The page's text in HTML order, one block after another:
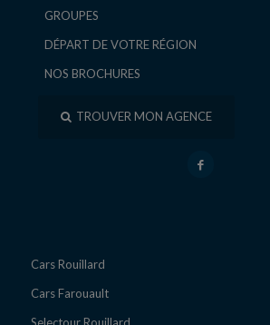
GROUPES
DÉPART DE VOTRE RÉGION
NOS BROCHURES
TROUVER MON AGENCE
Cars Rouillard
Cars Farouault
Selectour Rouillard